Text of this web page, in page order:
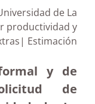
de La
productividad y
Estimación
y de
de